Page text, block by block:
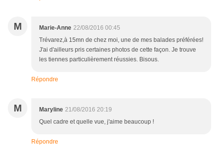
M Marie-Anne 22/08/2016 00:45
Trévarez,à 15mn de chez moi, une de mes balades préférées!
J'ai d'ailleurs pris certaines photos de cette façon. Je trouve
les tiennes particulièrement réussies. Bisous.
Répondre
M Maryline 21/08/2016 20:19
Quel cadre et quelle vue, j'aime beaucoup !
Répondre